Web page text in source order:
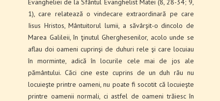
Evangheliei de la Sfântul Evanghelist Matei (8, 28-34; 9,
1), care relatează o vindecare extraordinară pe care
Iisus Hristos, Mântuitorul lumii, a săvârşit-o dincolo de
Marea Galileii, în ţinutul Gherghesenilor, acolo unde se
aflau doi oameni cuprinşi de duhuri rele şi care locuiau
în morminte, adică în locurile cele mai de jos ale
pământului. Căci cine este cuprins de un duh rău nu
locuieşte printre oameni, nu poate fi socotit că locuieşte
printre oamenii normali, ci astfel de oameni trăiesc în